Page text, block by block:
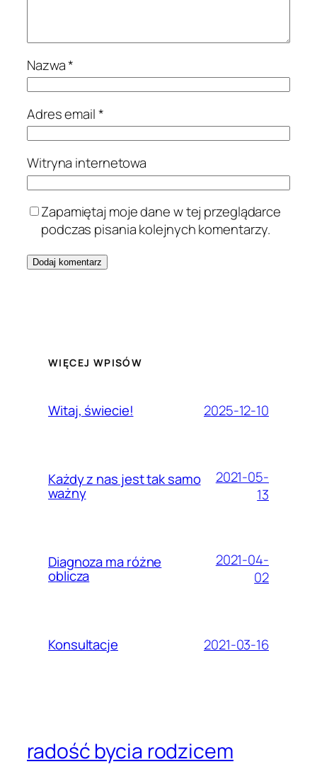
Nazwa*
Adres email*
Witryna internetowa
Zapamiętaj moje dane w tej przeglądarce
podczas pisania kolejnych komentarzy.
WIĘCEJ WPISÓW
Witaj, świecie! 2025-12-10
Każdy z nas jest tak samo
ważny
2021-05-
13
Diagnoza ma różne
oblicza
2021-04-
02
Konsultacje 2021-03-16
radość bycia rodzicem